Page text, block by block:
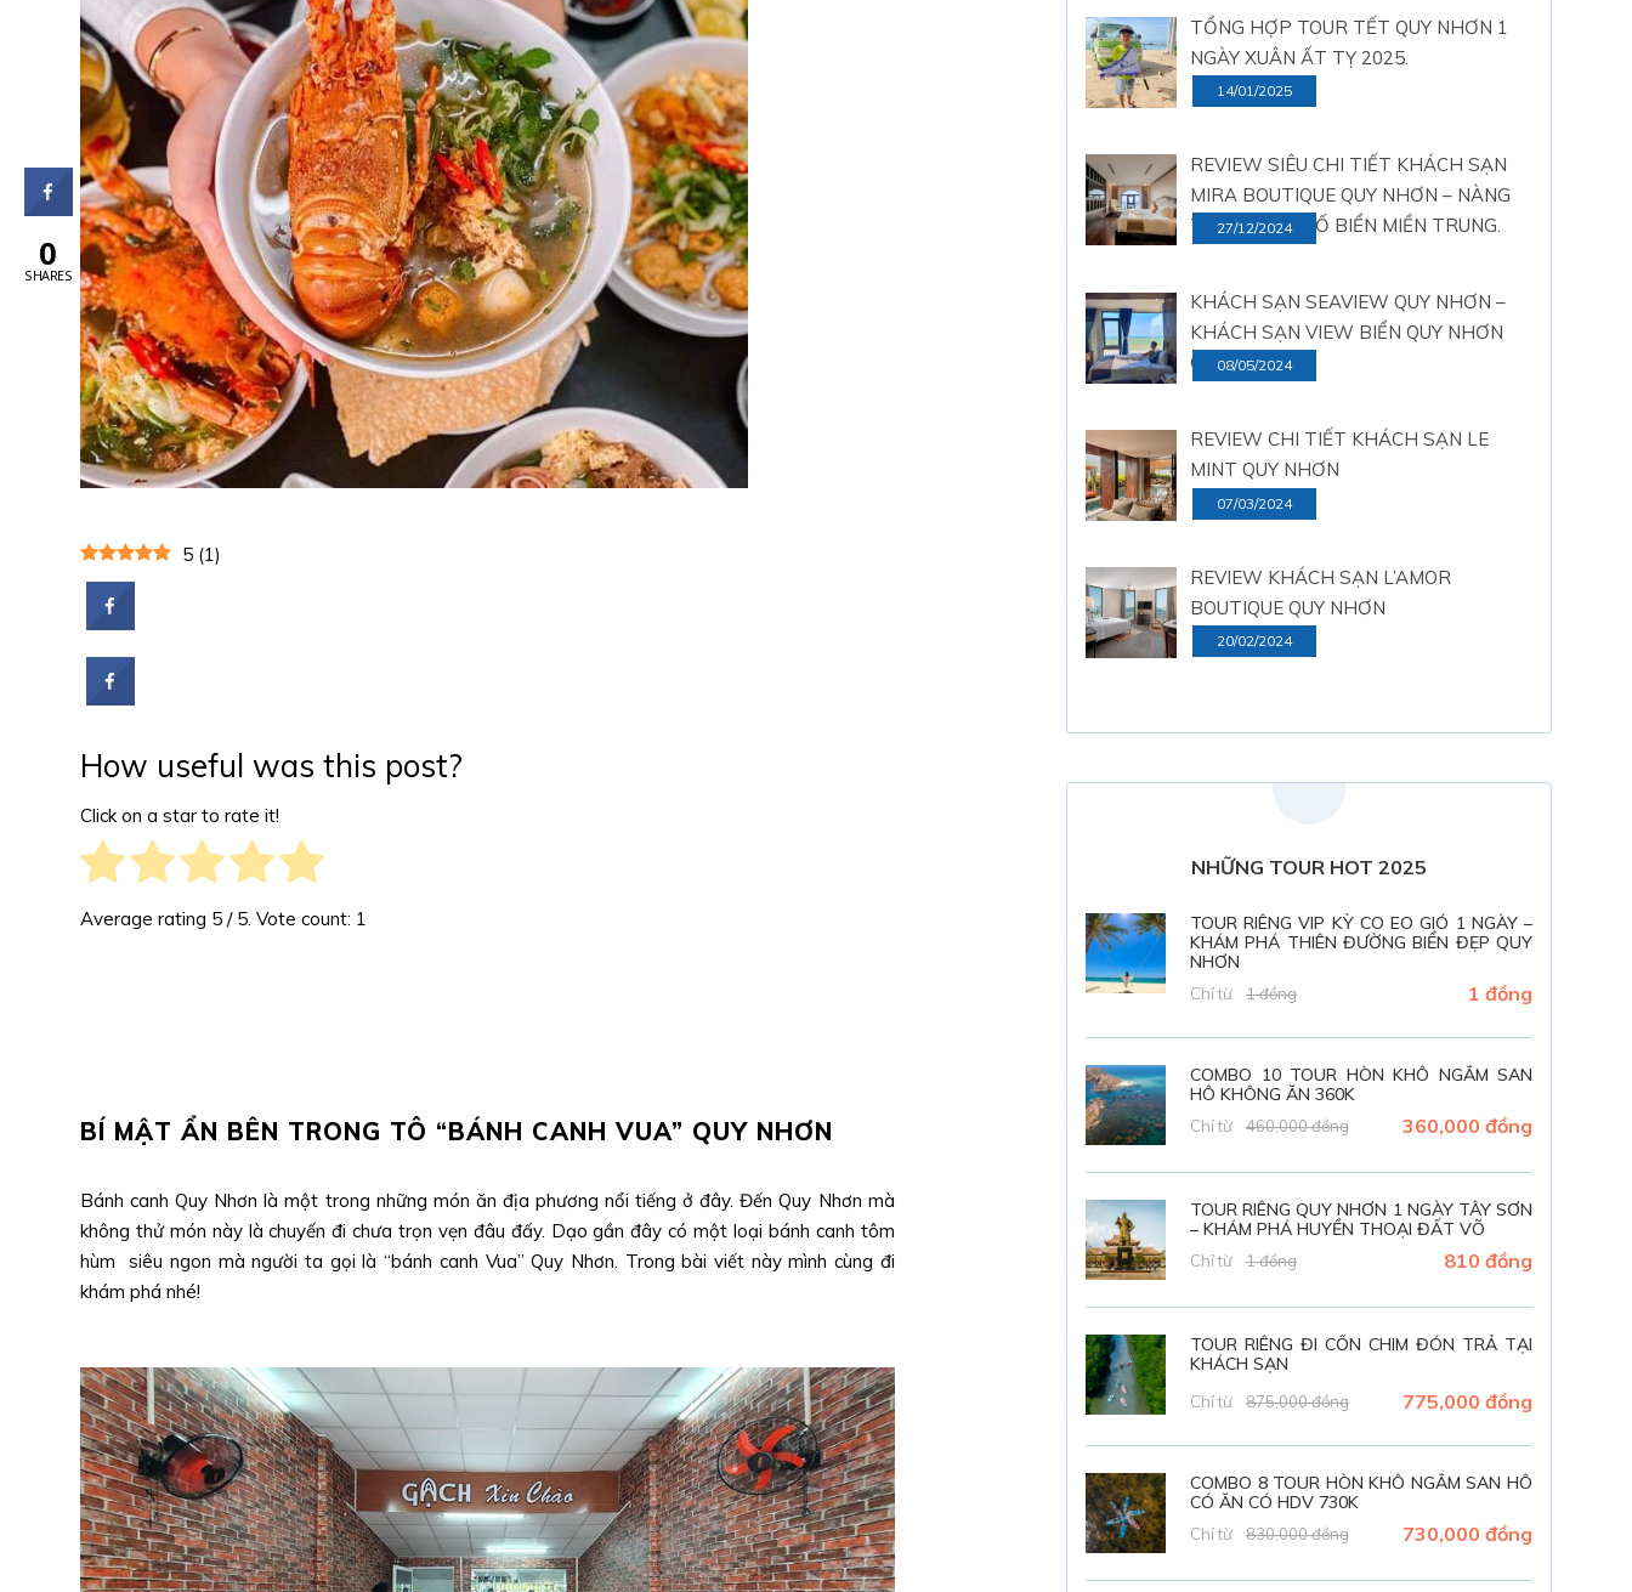
5 (1)
How useful was this post?
Click on a star to rate it!
Average rating 5 / 5. Vote count: 1
BÍ MẬT ẨN BÊN TRONG TÔ “BÁNH CANH VUA” QUY NHƠN
Bánh canh Quy Nhơn là một trong những món ăn địa phương nổi tiếng ở đây. Đến Quy Nhơn mà
không thử món này là chuyến đi chưa trọn vẹn đâu đấy. Dạo gần đây có một loại bánh canh tôm
hùm siêu ngon mà người ta gọi là “bánh canh Vua” Quy Nhơn. Trong bài viết này mình cùng đi
khám phá nhé!
TỔNG HỢP TOUR TẾT QUY NHƠN 1
NGÀY XUÂN ẤT TỴ 2025.
14/01/2025
REVIEW SIÊU CHI TIẾT KHÁCH SẠN
MIRA BOUTIQUE QUY NHƠN – NÀNG
THƠ GIỮA PHỐ BIỂN MIỀN TRUNG.
27/12/2024
KHÁCH SẠN SEAVIEW QUY NHƠN –
KHÁCH SẠN VIEW BIỂN QUY NHƠN
CỰC KÌ ĐẸP
08/05/2024
REVIEW CHI TIẾT KHÁCH SẠN LE
MINT QUY NHƠN
07/03/2024
REVIEW KHÁCH SẠN L’AMOR
BOUTIQUE QUY NHƠN
20/02/2024
NHỮNG TOUR HOT 2025
TOUR RIÊNG VIP KỲ CO EO GIÓ 1 NGÀY –
KHÁM PHÁ THIÊN ĐƯỜNG BIỂN ĐẸP QUY
NHƠN
Chỉ từ 1 đồng 1 đồng
COMBO 10 TOUR HÒN KHÔ NGẮM SAN
HÔ KHÔNG ĂN 360K
Chỉ từ 460,000 đồng 360,000 đồng
TOUR RIÊNG QUY NHƠN 1 NGÀY TÂY SƠN
– KHÁM PHÁ HUYỀN THOẠI ĐẤT VÕ
Chỉ từ 1 đồng 810 đồng
TOUR RIÊNG ĐI CỒN CHIM ĐÓN TRẢ TẠI
KHÁCH SẠN
Chỉ từ 875,000 đồng 775,000 đồng
COMBO 8 TOUR HÒN KHÔ NGẮM SAN HÔ
CÓ ĂN CÓ HDV 730K
Chỉ từ 830,000 đồng 730,000 đồng
0
SHARES